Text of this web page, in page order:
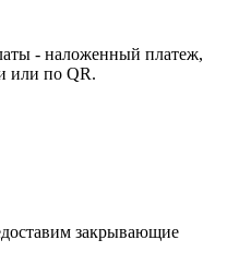
- наложенный платеж,
или по QR.
закрывающие